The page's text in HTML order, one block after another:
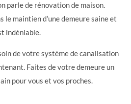
parle de rénovation de maison.
le maintien d’une demeure saine et
indéniable.
de votre système de canalisation
Faites de votre demeure un
pour vous et vos proches.